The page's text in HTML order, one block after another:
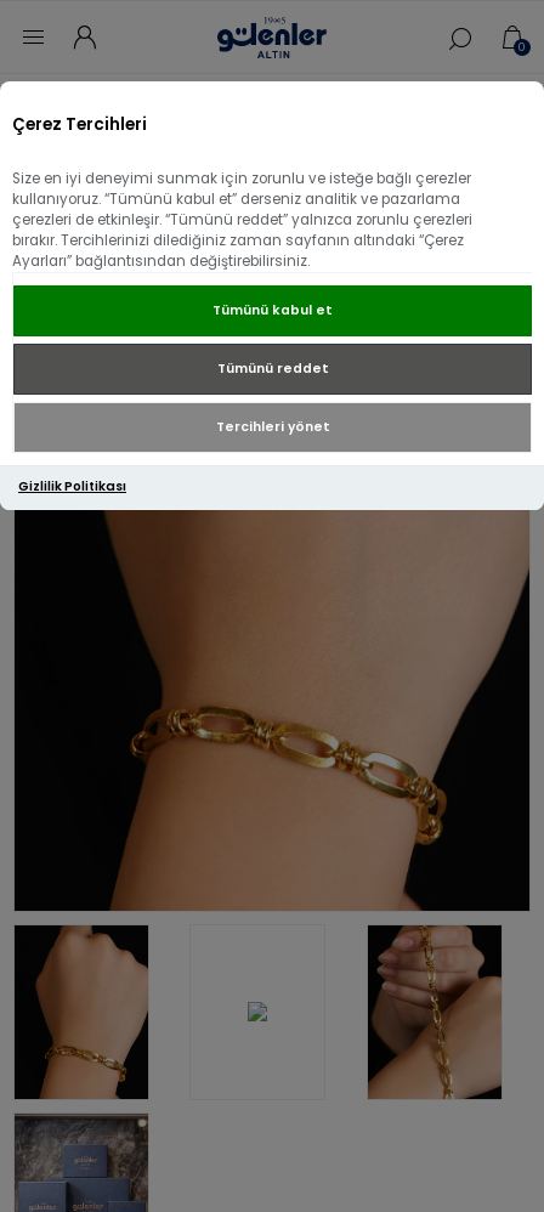
Çerez Tercihleri
Size en iyi deneyimi sunmak için zorunlu ve isteğe bağlı çerezler
kullanıyoruz. “Tümünü kabul et” derseniz analitik ve pazarlama
çerezleri de etkinleşir. “Tümünü reddet” yalnızca zorunlu çerezleri
bırakır. Tercihlerinizi dilediğiniz zaman sayfanın altındaki “Çerez
Ayarları” bağlantısından değiştirebilirsiniz.
Tümünü kabul et
Tümünü reddet
Tercihleri yönet
Gizlilik Politikası
0
22 Ayar Altın Tasarım Ataç Bileklik